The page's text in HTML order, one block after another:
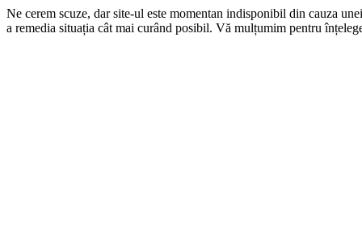
Ne cerem scuze, dar site-ul este momentan indisponibil din cauza
a remedia situația cât mai curând posibil. Vă mulțumim pentru